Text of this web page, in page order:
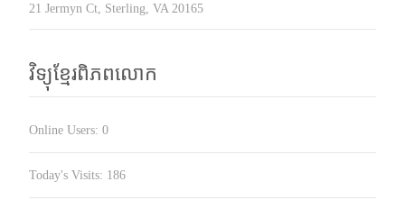
21 Jermyn Ct, Sterling, VA 20165
វិទ្យុខ្មែរពិភពលោក
Online Users: 0
Today's Visits: 186